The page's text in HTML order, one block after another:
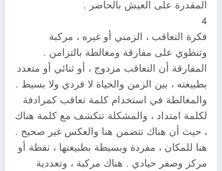
المقدرة على العيش بالحاضر .
4
فكرة التعاقب ، الزمني أو غيره ، مركبة
وتنطوي على مفارقة ومغالطة بالتزامن .
المفارقة أن التعاقب مزدوج ، أو ثنائي أو متعدد
بطبيعته ، بين الزمن والحياة لا فردي ولا بسيط .
والمغالطة في استخدام كلمة تعاقب كمرادفة
لكلمة امتداد ، والمشكلة تتكشف مع كلمة هناك
، حيث أن هناك تتضمن هنا والعكس غير صحيح .
هنا للمكان ، مفردة وبسيطة بطبيعتها ، نقطة أو
مركز وصفر حيادي . هناك مركبة ، وتعددية